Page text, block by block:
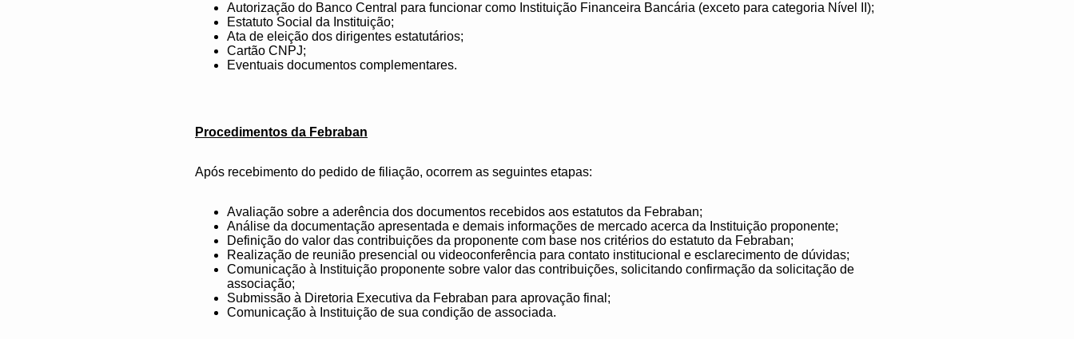
Autorização do Banco Central para funcionar como Instituição Financeira Bancária (exceto para categoria Nível II);
Estatuto Social da Instituição;
Ata de eleição dos dirigentes estatutários;
Cartão CNPJ;
Eventuais documentos complementares.
Procedimentos da Febraban
Após recebimento do pedido de filiação, ocorrem as seguintes etapas:
Avaliação sobre a aderência dos documentos recebidos aos estatutos da Febraban;
Análise da documentação apresentada e demais informações de mercado acerca da Instituição proponente;
Definição do valor das contribuições da proponente com base nos critérios do estatuto da Febraban;
Realização de reunião presencial ou videoconferência para contato institucional e esclarecimento de dúvidas;
Comunicação à Instituição proponente sobre valor das contribuições, solicitando confirmação da solicitação de
associação;
Submissão à Diretoria Executiva da Febraban para aprovação final;
Comunicação à Instituição de sua condição de associada.